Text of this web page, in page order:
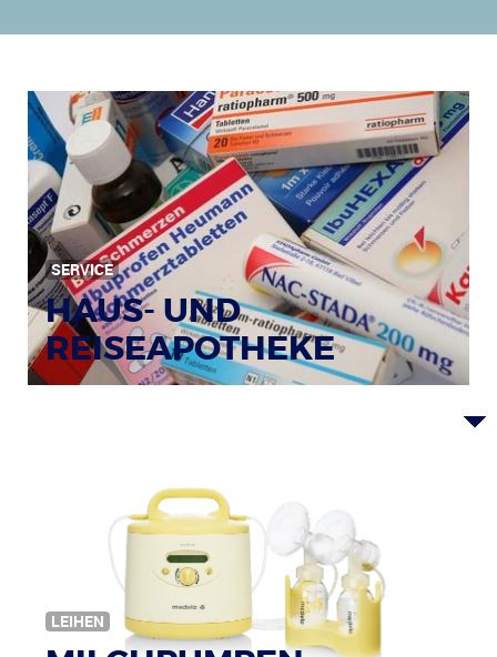
SERVICE
HAUS- UND
REISEAPOTHEKE
Bildquelle: © Tim Reckmann / pixelio.de
LEIHEN